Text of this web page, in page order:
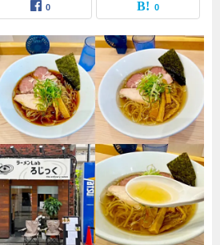
0 0